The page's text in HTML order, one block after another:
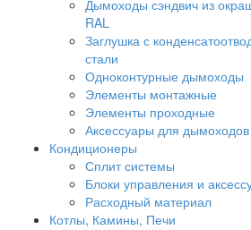
Дымоходы сэндвич из
RAL
Заглушка с
стали
Одноконтурные дымоходы
Элементы монтажные
Элементы проходные
Аксессуары для дымоходов
Кондиционеры
Сплит системы
Блоки управления и
Расходный материал
Котлы, Камины, Печи